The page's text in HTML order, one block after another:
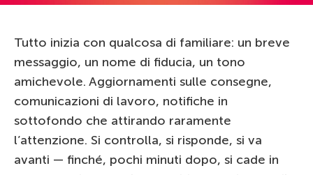
Tutto inizia con qualcosa di familiare: un breve
messaggio, un nome di fiducia, un tono
amichevole. Aggiornamenti sulle consegne,
comunicazioni di lavoro, notifiche in
sottofondo che attirando raramente
l’attenzione. Si controlla, si risponde, si va
avanti — finché, pochi minuti dopo, si cade in